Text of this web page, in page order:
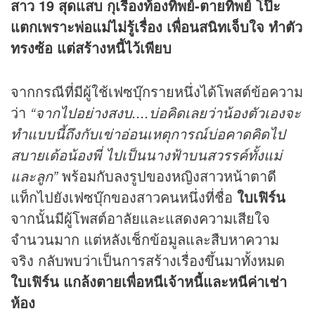
สาว 19 สุดแสบ กุเรื่องท้องทิพย์-ตายทิพย์ โป๊ะ
แตกเพราะพ่อแม่ไม่รู้เรื่อง เพื่อนสนิทเจ็บใจ ทำตัว
ทรงซ้อ แต่สร้างหนี้ไว้เพียบ
จากกรณีที่มีผู้ใช้เฟซบุ๊กรายหนึ่งได้โพสต์ข้อความ
ว่า “จากไปอย่างสงบ....บ่อคิดเลยว่าน้องตัวเองจะ
ทำแบบนี้ถึงกับเข่าอ่อนเหตุการณ์บ่อคาดคิดไป
สบายเด้อน้องพี่ ไปเป็นนางฟ้าบนสวรรค์ทั้งแม่
และลูก”พร้อมกับลงรูปของหญิงสาวหน้าตาดี
แท็กไปยังเฟซบุ๊กของสาวคนหนึ่งที่ชื่อ ใบเฟิร์น
จากนั้นมีผู้โพสต์อาลัยและแสดงความเสียใจ
จำนวนมาก แต่หลังเช็กข้อมูลและสืบหาความ
จริง กลับพบว่าเป็นการสร้างเรื่องขึ้นมาทั้งหมด
ใบเฟิร์น แกล้งตายเพื่อหนีเจ้าหนี้และหนีค่าเช่า
ห้อง